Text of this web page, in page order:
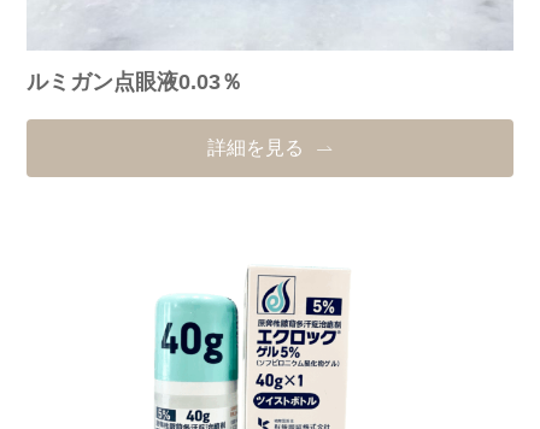
ルミガン点眼液0.03％
詳細を見る